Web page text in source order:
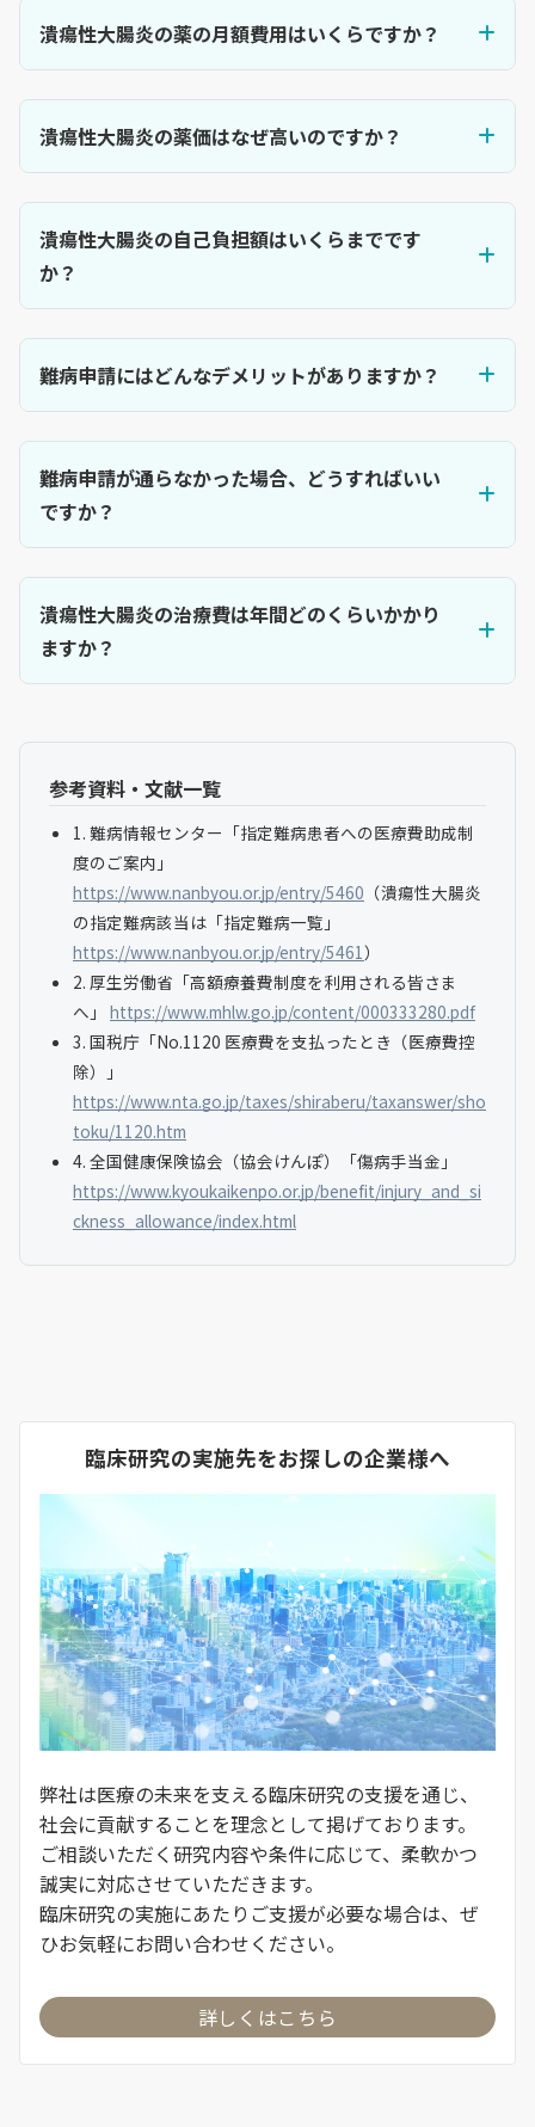
潰瘍性大腸炎の薬の月額費用はいくらですか？
潰瘍性大腸炎の薬価はなぜ高いのですか？
潰瘍性大腸炎の自己負担額はいくらまでです
か？
難病申請にはどんなデメリットがありますか？
難病申請が通らなかった場合、どうすればいい
ですか？
潰瘍性大腸炎の治療費は年間どのくらいかかり
ますか？
参考資料・文献一覧
1. 難病情報センター「指定難病患者への医療費助成制
度のご案内」
https://www.nanbyou.or.jp/entry/5460 （潰瘍性大腸炎
の指定難病該当は「指定難病一覧」
https://www.nanbyou.or.jp/entry/5461 ）
2. 厚生労働省「高額療養費制度を利用される皆さま
へ」 https://www.mhlw.go.jp/content/000333280.pdf
3. 国税庁「No.1120 医療費を支払ったとき（医療費控
除）」
https://www.nta.go.jp/taxes/shiraberu/taxanswer/sho
toku/1120.htm
4. 全国健康保険協会（協会けんぽ）「傷病手当金」
https://www.kyoukaikenpo.or.jp/benefit/injury_and_si
ckness_allowance/index.html
臨床研究の実施先をお探しの企業様へ
弊社は医療の未来を支える臨床研究の支援を通じ、
社会に貢献することを理念として掲げております。
ご相談いただく研究内容や条件に応じて、柔軟かつ
誠実に対応させていただきます。
臨床研究の実施にあたりご支援が必要な場合は、ぜ
ひお気軽にお問い合わせください。
詳しくはこちら